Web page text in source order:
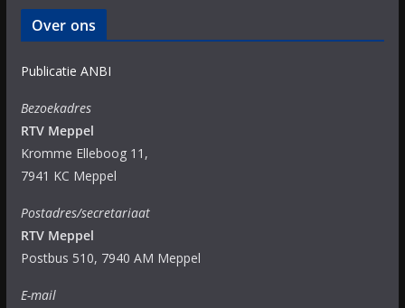
Over ons
Publicatie ANBI
Bezoekadres
RTV Meppel
Kromme Elleboog 11,
7941 KC Meppel
Postadres/secretariaat
RTV Meppel
Postbus 510, 7940 AM Meppel
E-mail